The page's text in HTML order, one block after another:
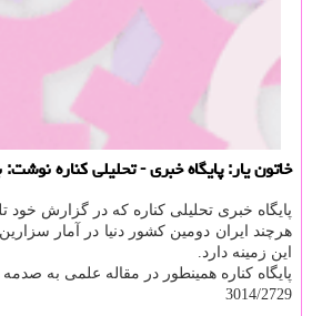
خاتون یار: پایگاه خبری - تحلیلی كناره
پایگاه خبری تحلیلی كناره كه در گزارش
هرچند ایران دومین كشور دنیا در آمار
این زمینه دارد.
پایگاه كناره همینطور در مقاله علمی به
3014/2729